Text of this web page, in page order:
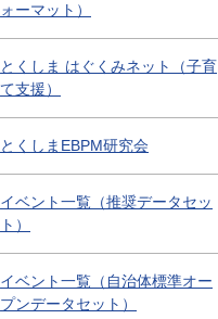
ォーマット）
とくしま はぐくみネット（子育
て支援）
とくしまEBPM研究会
イベント一覧（推奨データセッ
ト）
イベント一覧（自治体標準オー
プンデータセット）